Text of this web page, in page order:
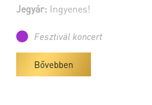
Jegyár: Ingyenes!
Fesztivál koncert
Bővebben